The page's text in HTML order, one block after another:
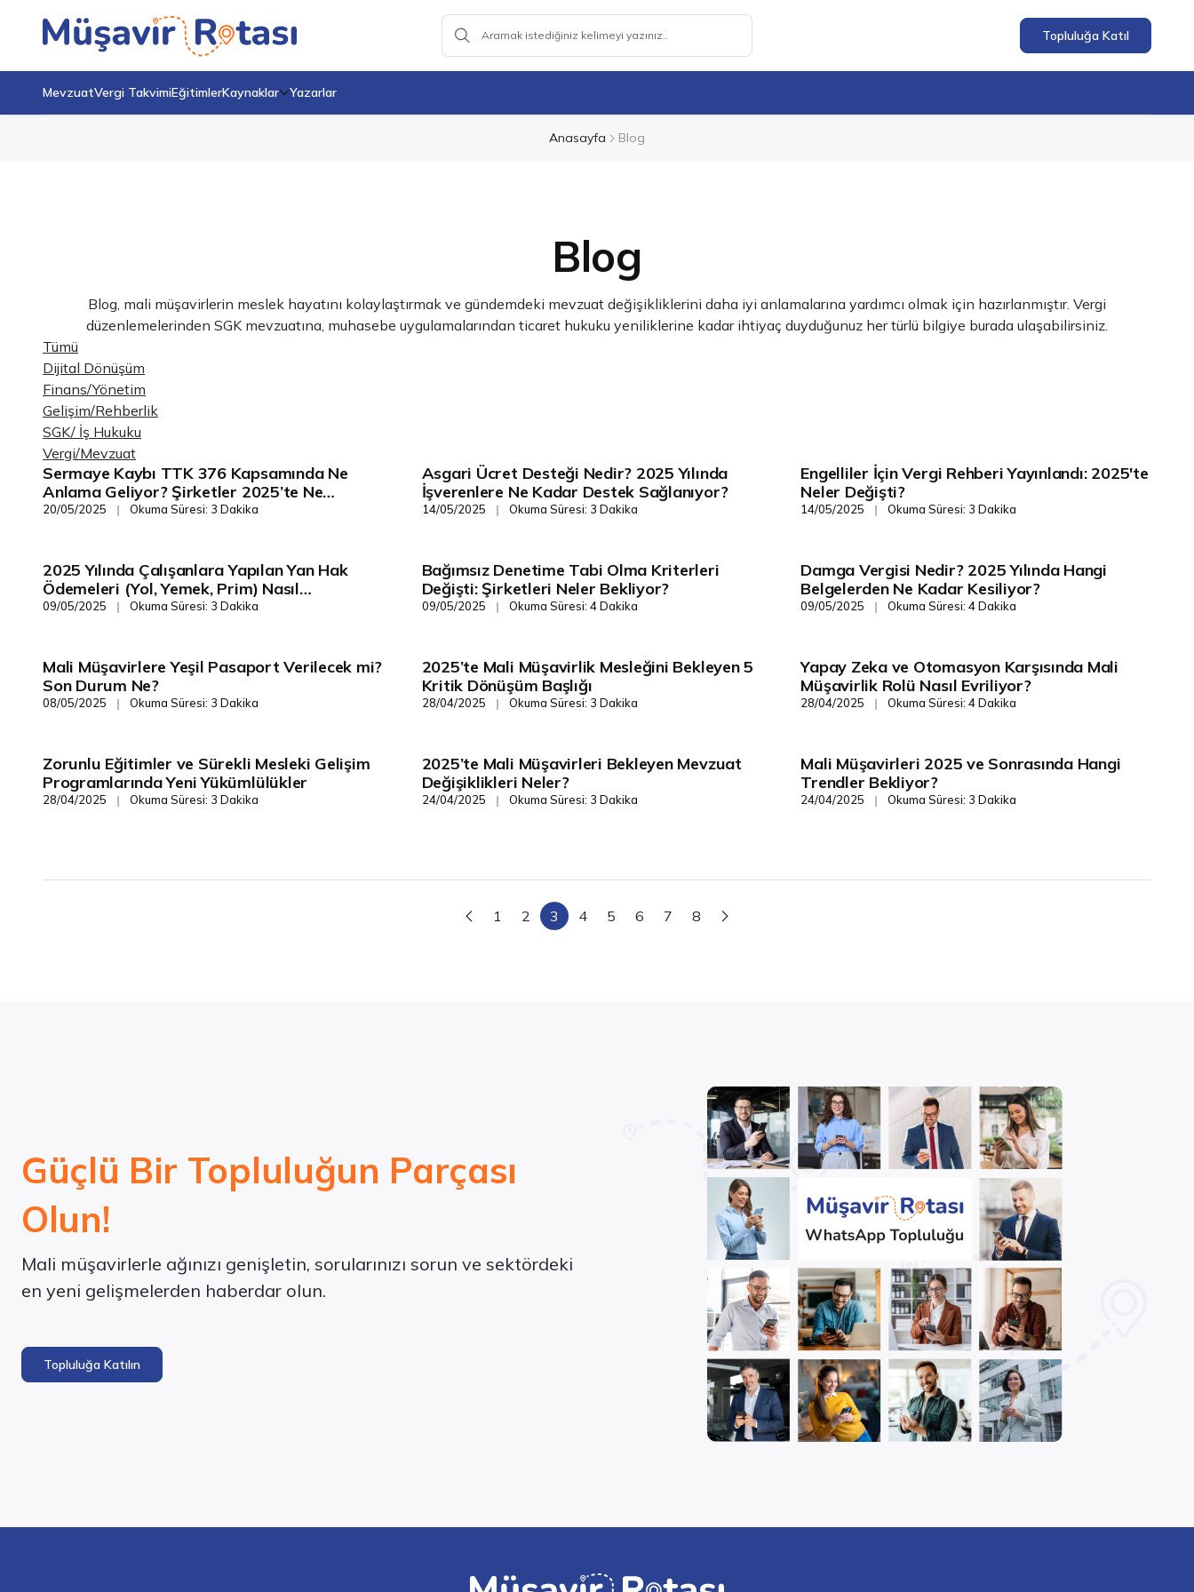
Topluluğa Katıl
MevzuatVergi TakvimiEğitimlerKaynaklar Yazarlar
Anasayfa Blog
Blog
Blog, mali müşavirlerin meslek hayatını kolaylaştırmak ve gündemdeki mevzuat değişikliklerini daha iyi anlamalarına yardımcı olmak için hazırlanmıştır. Vergi
düzenlemelerinden SGK mevzuatına, muhasebe uygulamalarından ticaret hukuku yeniliklerine kadar ihtiyaç duyduğunuz her türlü bilgiye burada ulaşabilirsiniz.
Tümü
Dijital Dönüşüm
Finans/Yönetim
Gelişim/Rehberlik
SGK/ İş Hukuku
Vergi/Mevzuat
Gelişim/Rehberlik
Sermaye Kaybı TTK 376 Kapsamında Ne
Anlama Geliyor? Şirketler 2025’te Ne
Yapmalı?
20/05/2025 ❘ Okuma Süresi: 3 Dakika
Gelişim/Rehberlik
Asgari Ücret Desteği Nedir? 2025 Yılında
İşverenlere Ne Kadar Destek Sağlanıyor?
14/05/2025 ❘ Okuma Süresi: 3 Dakika
Gelişim/Rehberlik
Engelliler İçin Vergi Rehberi Yayınlandı: 2025'te
Neler Değişti?
14/05/2025 ❘ Okuma Süresi: 3 Dakika
Gelişim/Rehberlik
2025 Yılında Çalışanlara Yapılan Yan Hak
Ödemeleri (Yol, Yemek, Prim) Nasıl
Vergilendirilir?
09/05/2025 ❘ Okuma Süresi: 3 Dakika
Gelişim/Rehberlik
Bağımsız Denetime Tabi Olma Kriterleri
Değişti: Şirketleri Neler Bekliyor?
09/05/2025 ❘ Okuma Süresi: 4 Dakika
Gelişim/Rehberlik
Damga Vergisi Nedir? 2025 Yılında Hangi
Belgelerden Ne Kadar Kesiliyor?
09/05/2025 ❘ Okuma Süresi: 4 Dakika
Gelişim/Rehberlik
Mali Müşavirlere Yeşil Pasaport Verilecek mi?
Son Durum Ne?
08/05/2025 ❘ Okuma Süresi: 3 Dakika
Gelişim/Rehberlik
2025’te Mali Müşavirlik Mesleğini Bekleyen 5
Kritik Dönüşüm Başlığı
28/04/2025 ❘ Okuma Süresi: 3 Dakika
Gelişim/Rehberlik
Yapay Zeka ve Otomasyon Karşısında Mali
Müşavirlik Rolü Nasıl Evriliyor?
28/04/2025 ❘ Okuma Süresi: 4 Dakika
Gelişim/Rehberlik
Zorunlu Eğitimler ve Sürekli Mesleki Gelişim
Programlarında Yeni Yükümlülükler
28/04/2025 ❘ Okuma Süresi: 3 Dakika
Gelişim/Rehberlik
2025’te Mali Müşavirleri Bekleyen Mevzuat
Değişiklikleri Neler?
24/04/2025 ❘ Okuma Süresi: 3 Dakika
Gelişim/Rehberlik
Mali Müşavirleri 2025 ve Sonrasında Hangi
Trendler Bekliyor?
24/04/2025 ❘ Okuma Süresi: 3 Dakika
1 2 3 4 5 6 7 8
Güçlü Bir Topluluğun Parçası
Olun!
Mali müşavirlerle ağınızı genişletin, sorularınızı sorun ve sektördeki
en yeni gelişmelerden haberdar olun.
Topluluğa Katılın